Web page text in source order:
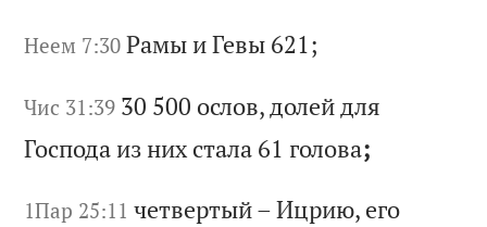
Неем 7:30 Рамы иГевы 621;
Чис 31:39 30 500 ослов,долейдля
Господа из нихстала 61 голова;
1Пар 25:11 четвертый–Ицрию, его